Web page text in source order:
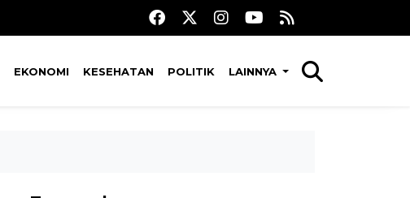
EKONOMI KESEHATAN POLITIK LAINNYA